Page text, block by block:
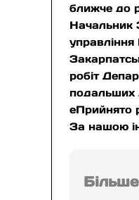
ближче до
Начальник
робіт
подальших
eПрийнято
За нашою